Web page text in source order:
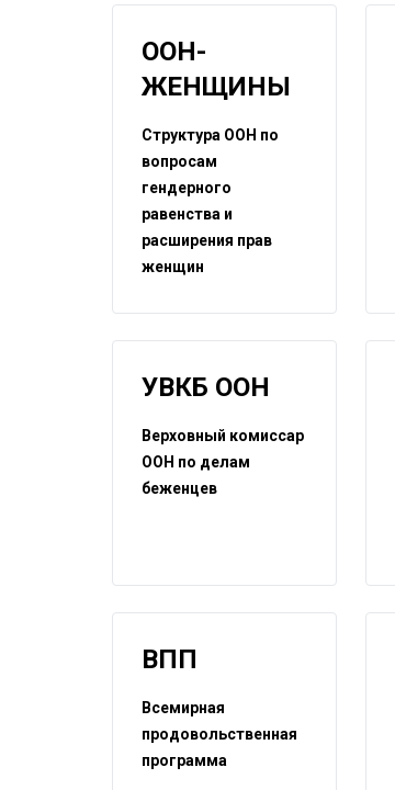
ООН-
ЖЕНЩИНЫ
Структура ООН по
вопросам
гендерного
равенства и
расширения прав
женщин
УВКБ ООН
Верховный комиссар
ООН по делам
беженцев
ВПП
Всемирная
продовольственная
программа